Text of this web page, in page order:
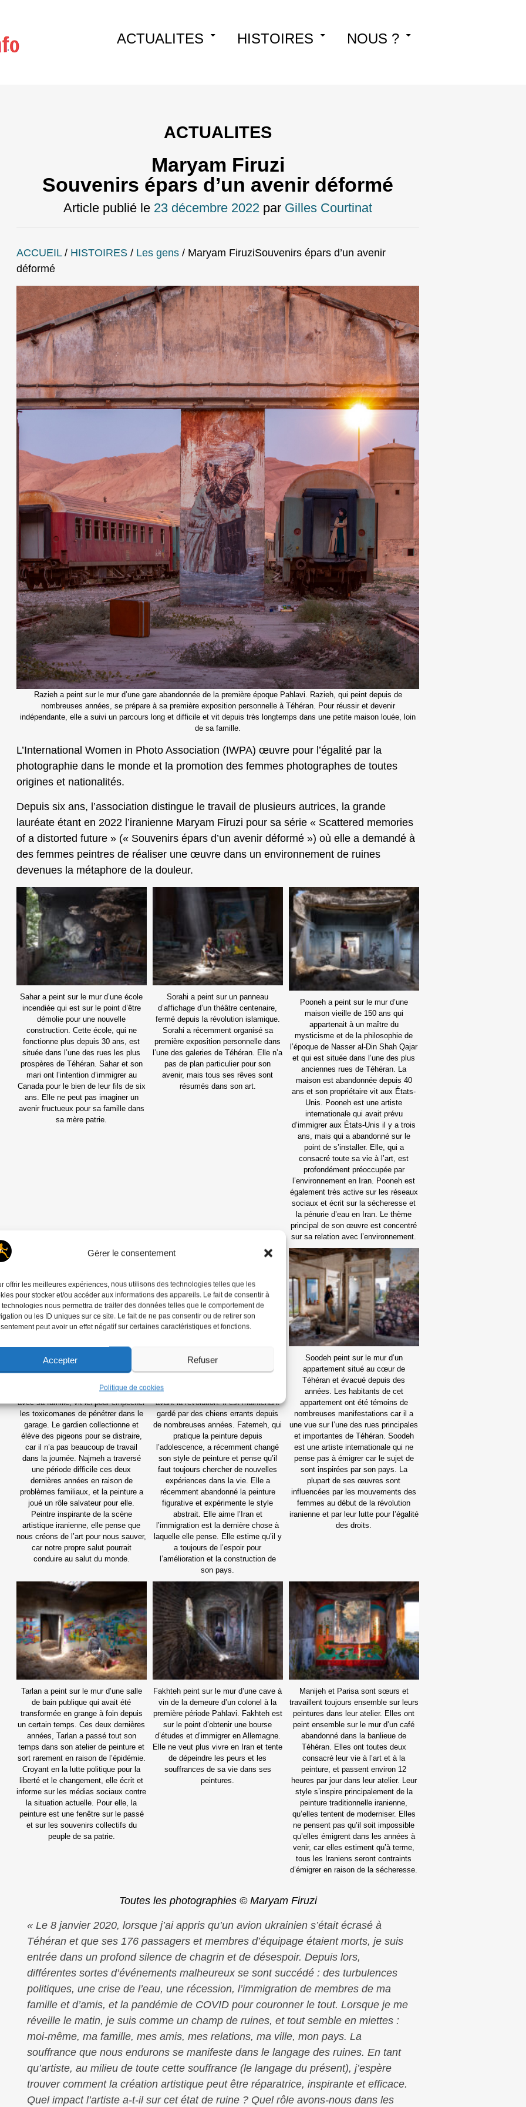
Gérer le consentement
offrir les meilleures expériences, nous utilisons des technologies telles que les
pour stocker et/ou accéder aux informations des appareils. Le fait de consentir à
technologies nous permettra de traiter des données telles que le comportement de
ou les ID uniques sur ce site. Le fait de ne pas consentir ou de retirer son
peut avoir un effet négatif sur certaines caractéristiques et fonctions.
Accepter Refuser
Politique de cookies
Skip
ACTUALITES HISTOIRES NOUS ?
ACTUALITES
Maryam Firuzi
Souvenirs épars d’un avenir déformé
Article publié le 23 décembre 2022 par Gilles Courtinat
ACCUEIL/ HISTOIRES / Les gens / Maryam FiruziSouvenirs épars d’un avenir
déformé
Razieh a peint sur le mur d’une gare abandonnée de la première époque Pahlavi. Razieh, qui peint depuis de
nombreuses années, se prépare à sa première exposition personnelle à Téhéran. Pour réussir et devenir
indépendante, elle a suivi un parcours long et difficile et vit depuis très longtemps dans une petite maison louée, loin
de sa famille.
L’International Women in Photo Association (IWPA) œuvre pour l’égalité par la
photographie dans le monde et la promotion des femmes photographes de toutes
origines et nationalités.
Depuis six ans, l’association distingue le travail de plusieurs autrices, la grande
lauréate étant en 2022 l’iranienne Maryam Firuzi pour sa série « Scattered memories
of a distorted future » (« Souvenirs épars d’un avenir déformé ») où elle a demandé à
des femmes peintres de réaliser une œuvre dans un environnement de ruines
devenues la métaphore de la douleur.
Sahar a peint sur le mur d’une école
incendiée qui est sur le point d’être
démolie pour une nouvelle
construction. Cette école, qui ne
fonctionne plus depuis 30 ans, est
située dans l’une des rues les plus
prospères de Téhéran. Sahar et son
mari ont l’intention d’immigrer au
Canada pour le bien de leur fils de six
ans. Elle ne peut pas imaginer un
avenir fructueux pour sa famille dans
sa mère patrie.
Sorahi a peint sur un panneau
d’affichage d’un théâtre centenaire,
fermé depuis la révolution islamique.
Sorahi a récemment organisé sa
première exposition personnelle dans
l’une des galeries de Téhéran. Elle n’a
pas de plan particulier pour son
avenir, mais tous ses rêves sont
résumés dans son art.
Pooneh a peint sur le mur d’une
maison vieille de 150 ans qui
appartenait à un maître du
mysticisme et de la philosophie de
l’époque de Nasser al-Din Shah Qajar
et qui est située dans l’une des plus
anciennes rues de Téhéran. La
maison est abandonnée depuis 40
ans et son propriétaire vit aux États-
Unis. Pooneh est une artiste
internationale qui avait prévu
d’immigrer aux États-Unis il y a trois
ans, mais qui a abandonné sur le
point de s’installer. Elle, qui a
consacré toute sa vie à l’art, est
profondément préoccupée par
l’environnement en Iran. Pooneh est
également très active sur les réseaux
sociaux et écrit sur la sécheresse et
la pénurie d’eau en Iran. Le thème
principal de son œuvre est concentré
sur sa relation avec l’environnement.
Najmeh a peint sur le mur d’un garage
abandonné dans le centre de
depuis la révolution et un gardien,
avec sa famille, vit ici pour empêcher
les toxicomanes de pénétrer dans le
garage. Le gardien collectionne et
élève des pigeons pour se distraire,
car il n’a pas beaucoup de travail
dans la journée. Najmeh a traversé
une période difficile ces deux
dernières années en raison de
problèmes familiaux, et la peinture a
joué un rôle salvateur pour elle.
Peintre inspirante de la scène
artistique iranienne, elle pense que
nous créons de l’art pour nous sauver,
car notre propre salut pourrait
conduire au salut du monde.
Fatemeh a peint sur le mur du bureau
d’une station-service vieille de 70 ans
endroit était géré par des employées
avant la révolution. Il est maintenant
gardé par des chiens errants depuis
de nombreuses années. Fatemeh, qui
pratique la peinture depuis
l’adolescence, a récemment changé
son style de peinture et pense qu’il
faut toujours chercher de nouvelles
expériences dans la vie. Elle a
récemment abandonné la peinture
figurative et expérimente le style
abstrait. Elle aime l’Iran et
l’immigration est la dernière chose à
laquelle elle pense. Elle estime qu’il y
a toujours de l’espoir pour
l’amélioration et la construction de
son pays.
Soodeh peint sur le mur d’un
appartement situé au cœur de
Téhéran et évacué depuis des
années. Les habitants de cet
appartement ont été témoins de
nombreuses manifestations car il a
une vue sur l’une des rues principales
et importantes de Téhéran. Soodeh
est une artiste internationale qui ne
pense pas à émigrer car le sujet de
sont inspirées par son pays. La
plupart de ses œuvres sont
influencées par les mouvements des
femmes au début de la révolution
iranienne et par leur lutte pour l’égalité
des droits.
Tarlan a peint sur le mur d’une salle
de bain publique qui avait été
transformée en grange à foin depuis
un certain temps. Ces deux dernières
années, Tarlan a passé tout son
temps dans son atelier de peinture et
sort rarement en raison de l’épidémie.
Croyant en la lutte politique pour la
liberté et le changement, elle écrit et
informe sur les médias sociaux contre
la situation actuelle. Pour elle, la
peinture est une fenêtre sur le passé
et sur les souvenirs collectifs du
peuple de sa patrie.
Fakhteh peint sur le mur d’une cave à
vin de la demeure d’un colonel à la
première période Pahlavi. Fakhteh est
sur le point d’obtenir une bourse
d’études et d’immigrer en Allemagne.
Elle ne veut plus vivre en Iran et tente
de dépeindre les peurs et les
souffrances de sa vie dans ses
peintures.
Manijeh et Parisa sont sœurs et
travaillent toujours ensemble sur leurs
peintures dans leur atelier. Elles ont
peint ensemble sur le mur d’un café
abandonné dans la banlieue de
Téhéran. Elles ont toutes deux
consacré leur vie à l’art et à la
peinture, et passent environ 12
heures par jour dans leur atelier. Leur
style s’inspire principalement de la
peinture traditionnelle iranienne,
qu’elles tentent de moderniser. Elles
ne pensent pas qu’il soit impossible
qu’elles émigrent dans les années à
venir, car elles estiment qu’à terme,
tous les Iraniens seront contraints
d’émigrer en raison de la sécheresse.
Toutes les photographies © Maryam Firuzi
« Le 8 janvier 2020, lorsque j’ai appris qu’un avion ukrainien s’était écrasé à
Téhéran et que ses 176 passagers et membres d’équipage étaient morts, je suis
entrée dans un profond silence de chagrin et de désespoir. Depuis lors,
différentes sortes d’événements malheureux se sont succédé : des turbulences
politiques, une crise de l’eau, une récession, l’immigration de membres de ma
famille et d’amis, et la pandémie de COVID pour couronner le tout. Lorsque je me
réveille le matin, je suis comme un champ de ruines, et tout semble en miettes :
moi-même, ma famille, mes amis, mes relations, ma ville, mon pays. La
souffrance que nous endurons se manifeste dans le langage des ruines. En tant
qu’artiste, au milieu de toute cette souffrance (le langage du présent), j’espère
trouver comment la création artistique peut être réparatrice, inspirante et efficace.
Quel impact l’artiste a-t-il sur cet état de ruine ? Quel rôle avons-nous dans les